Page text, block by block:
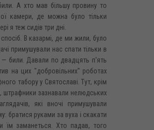
А хто мав більшу провину то
камери, де можна було тільки
я теж сидів три дні.
В казармі, де ми жили, було
примушували нас спати тільки в
— били. Давали по двадцять п'ять
на цих "добровільних" роботах
табору у Святославі. Тут, крім
штрафники зазнавали нелюдських
які вночі примушували
братися руками за вуха і скакати
їм заманеться. Хто падав, того